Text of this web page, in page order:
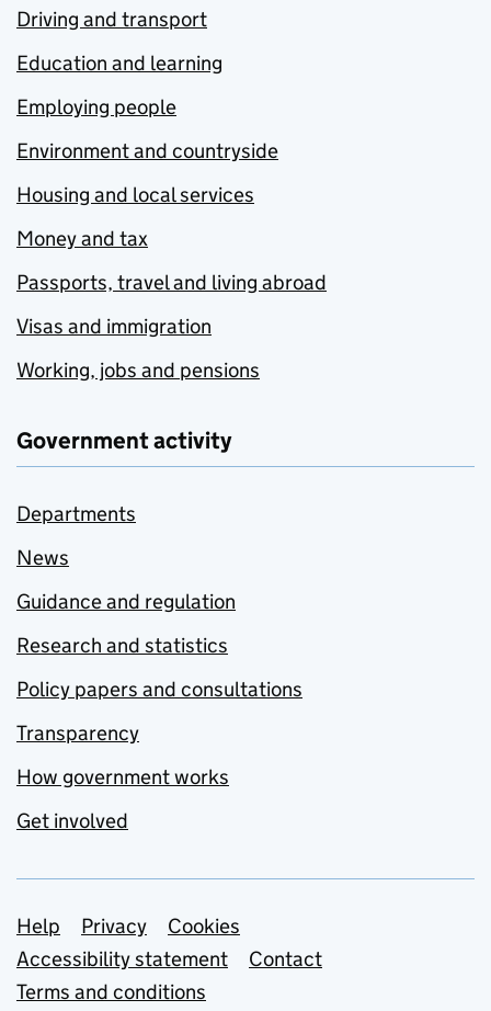
Driving and transport
Education and learning
Employing people
Environment and countryside
Housing and local services
Money and tax
Passports, travel and living abroad
Visas and immigration
Working, jobs and pensions
Government activity
Departments
News
Guidance and regulation
Research and statistics
Policy papers and consultations
Transparency
How government works
Get involved
Support links
Help Privacy
Cookies
Accessibility statement
Contact
Terms and conditions